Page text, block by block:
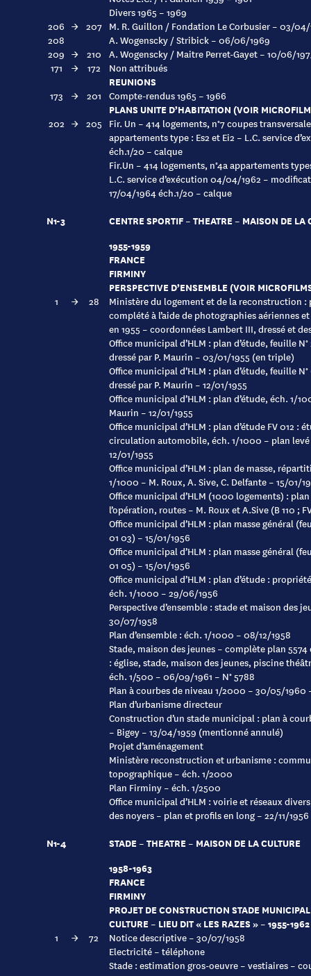
Divers 1965 – 1969
206 → 207 M. R. Guillon / Fondation Le Corbusier – 03/
208
A. Wogenscky / Stribick – 06/06/1969
209 → 210 A. Wogenscky / Maitre Perret-Gayet – 10/06/
171
→ 172 Non attribués
REUNIONS
173 → 201 Compte-rendus 1965 – 1966
PLANS UNITE D’HABITATION (VOIR
202 → 205 Fir. Un – 414 logements, n°7 coupes
appartements type : Es2 et Ei2 – L.C. service
éch.1/20 – calque
Fir.Un – 414 logements, n°4a appartements
L.C. service d’exécution 04/04/1962 –
17/04/1964 éch.1/20 – calque
N1-3
CENTRE SPORTIF – THEATRE – MAISON DE LA
1955-1959
FRANCE
FIRMINY
PERSPECTIVE D’ENSEMBLE (VOIR
1 → 28
Ministère du logement et de la reconstruction
complété à l’aide de photographies aériennes
en 1955 – coordonnées Lambert III, dressé et
Office municipal d’HLM : plan d’étude, feuille
dressé par P. Maurin – 03/01/1955 (en triple)
Office municipal d’HLM : plan d’étude, feuille
dressé par P. Maurin – 12/01/1955
Office municipal d’HLM : plan d’étude, éch. 1/
Maurin – 12/01/1955
Office municipal d’HLM : plan d’étude FV 012 :
circulation automobile, éch. 1/1000 – plan levé
12/01/1955
Office municipal d’HLM : plan de masse,
1/1000 – M. Roux, A. Sive, C. Delfante – 15/01/
Office municipal d’HLM (1000 logements) :
l’opération, routes – M. Roux et A.Sive (B 110 ;
Office municipal d’HLM : plan masse général
01 03) – 15/01/1956
Office municipal d’HLM : plan masse général
01 05) – 15/01/1956
Office municipal d’HLM : plan d’étude :
éch. 1/1000 – 29/06/1956
Perspective d’ensemble : stade et maison des
30/07/1958
Plan d’ensemble : éch. 1/1000 – 08/12/1958
Stade, maison des jeunes – complète plan
: église, stade, maison des jeunes, piscine
éch. 1/500 – 06/09/1961 – N° 5788
Plan à courbes de niveau 1/2000 – 30/05/
Plan d’urbanisme directeur
Construction d’un stade municipal : plan à
– Bigey – 13/04/1959 (mentionné annulé)
Projet d’aménagement
Ministère reconstruction et urbanisme :
topographique – éch. 1/2000
Plan Firminy – éch. 1/2500
Office municipal d’HLM : voirie et réseaux
des noyers – plan et profils en long – 22/11/1956
N1-4
STADE – THEATRE – MAISON DE LA CULTURE
1958-1963
FRANCE
FIRMINY
PROJET DE CONSTRUCTION STADE
CULTURE – LIEU DIT « LES RAZES » – 1955-1962
1 → 72
Notice descriptive – 30/07/1958
Electricité – téléphone
Stade : estimation gros-oeuvre – vestiaires –